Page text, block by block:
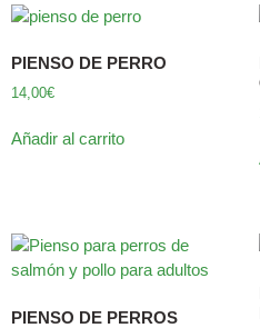
PIENSO DE PERRO
14,00€
Añadir al carrito
PIENSO DE PERROS